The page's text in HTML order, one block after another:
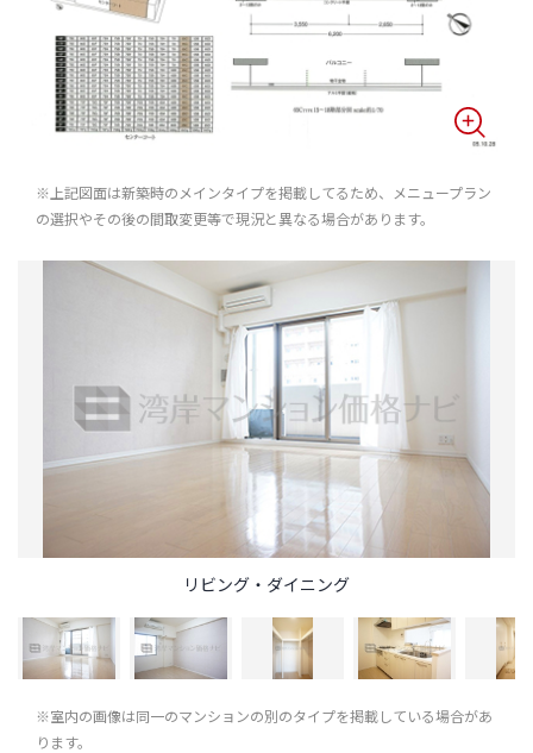
※上記図面は新築時のメインタイプを掲載してるため、メニュープラン
の選択やその後の間取変更等で現況と異なる場合があります。
リビング・ダイニング
※室内の画像は同一のマンションの別のタイプを掲載している場合があ
ります。